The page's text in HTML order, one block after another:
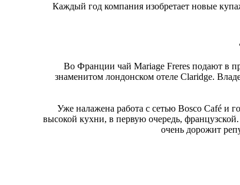
Каждый год компания изобретает новые
Во Франции чай Mariage Freres подают в
знаменитом лондонском отеле Claridge.
Уже налажена работа с сетью Bosco Café и
высокой кухни, в первую очередь,
очень дорожит